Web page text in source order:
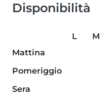
Disponibilità
L M
Mattina
Pomeriggio
Sera